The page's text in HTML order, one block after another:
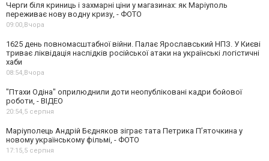
Черги біля криниць і захмарні ціни у магазинах: як Маріуполь
переживає нову водну кризу, - ФОТО
09:00,Вчора
1625 день повномасштабної війни. Палає Ярославський НПЗ. У Києві
триває ліквідація наслідків російської атаки на українські логістичні
хаби
08:54,Вчора
"Птахи Одіна" оприлюднили доти неопубліковані кадри бойової
роботи, - ВІДЕО
20:54,5 серпня
Маріуполець Андрій Бєдняков зіграє тата Петрика П’яточкина у
новому українському фільмі, - ФОТО
17:15,5 серпня